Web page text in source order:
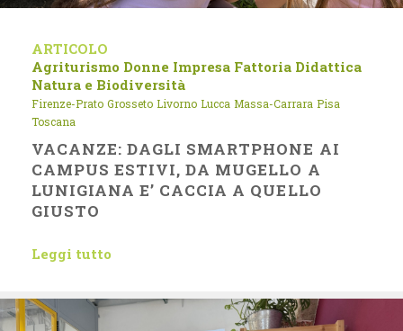
ARTICOLO
Agriturismo Donne Impresa Fattoria Didattica
Natura e Biodiversità
Firenze-Prato Grosseto Livorno Lucca Massa-Carrara Pisa
Toscana
VACANZE: DAGLI SMARTPHONE AI
CAMPUS ESTIVI, DA MUGELLO A
LUNIGIANA E’ CACCIA A QUELLO
GIUSTO
Leggi tutto